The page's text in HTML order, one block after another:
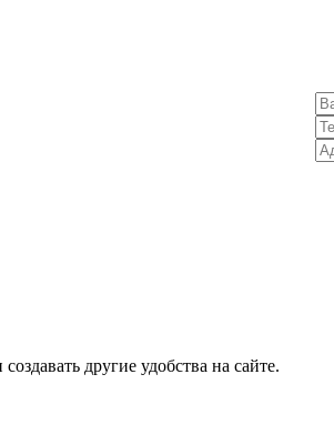
другие удобства на сайте.